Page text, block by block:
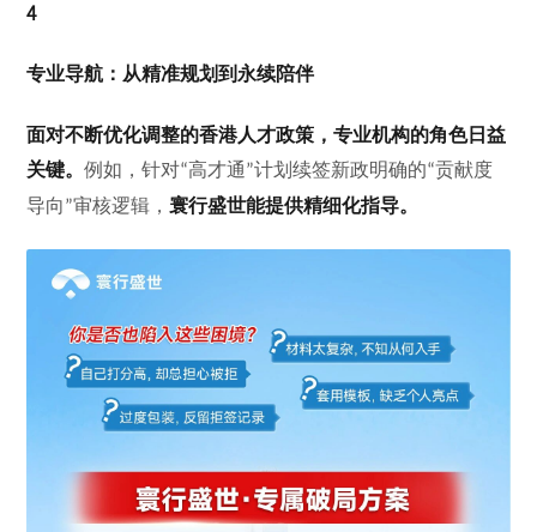
4
专业导航：从精准规划到永续陪伴
面对不断优化调整的香港人才政策，专业机构的角色日益
关键。例如，针对“高才通”计划续签新政明确的“贡献度
导向”审核逻辑， 寰行盛世能提供精细化指导。